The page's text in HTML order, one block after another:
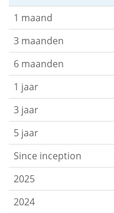
1 maand
3 maanden
6 maanden
1 jaar
3 jaar
5 jaar
Since inception
2025
2024